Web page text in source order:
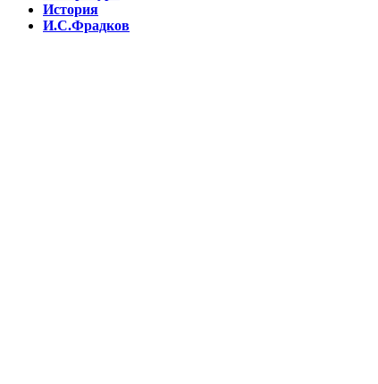
История
И.С.Фрадков